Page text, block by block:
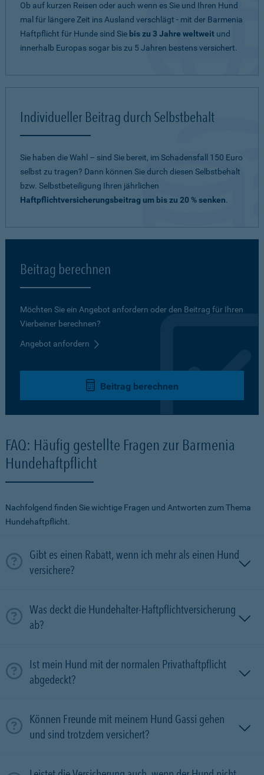
Ob auf kurzen Reisen oder auch wenn es Sie und Ihren Hund
mal für längere Zeit ins Ausland verschlägt - mit der Barmenia
Haftpflicht für Hunde sind Sie bis zu 3 Jahre weltweit und
innerhalb Europas sogar bis zu 5 Jahren bestens versichert.
Individueller Beitrag durch Selbstbehalt
Sie haben die Wahl – sind Sie bereit, im Schadensfall 150 Euro
selbst zu tragen? Dann können Sie durch diesen Selbstbehalt
bzw. Selbstbeteiligung Ihren jährlichen
Haftpflichtversicherungsbeitrag um bis zu 20 % senken.
Beitrag berechnen
Möchten Sie ein Angebot anfordern oder den Beitrag für Ihren
Vierbeiner berechnen?
Angebot anfordern
Beitrag berechnen
FAQ: Häufig gestellte Fragen zur Barmenia
Hundehaftpflicht
Nachfolgend finden Sie wichtige Fragen und Antworten zum Thema
Hundehaftpflicht.
Gibt es einen Rabatt, wenn ich mehr als einen Hund
versichere?
Was deckt die Hundehalter-Haftpflichtversicherung
ab?
Ist mein Hund mit der normalen Privathaftpflicht
abgedeckt?
Können Freunde mit meinem Hund Gassi gehen
und sind trotzdem versichert?